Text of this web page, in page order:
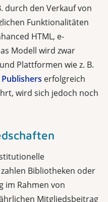
durch den Verkauf von
Funktionalitäten
HTML, e-
Modell wird zwar
Plattformen wie z. B.
erfolgreich
wird sich jedoch noch
Bibliotheken oder
im Rahmen von
Mitgliedsbeitrag